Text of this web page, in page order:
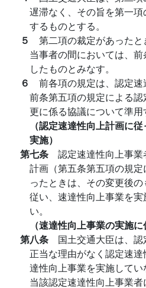
遅滞なく、その旨を第一
するものとする。
５ 第二項の裁定があった
当事者の間においては、
したものとみなす。
６ 前各項の規定は、認定
前条第五項の規定による
更に係る協議について準用
（認定速達性向上計画に
実施）
第七条 認定速達性向上事
計画（第五条第五項の規
ったときは、その変更後
従い、速達性向上事業を
い。
（速達性向上事業の実施に
第八条 国土交通大臣は、
正当な理由がなく認定速
達性向上事業を実施してい
当該認定速達性向上事業